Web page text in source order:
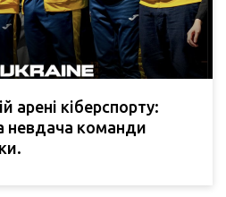
арені кіберспорту:
невдача команди